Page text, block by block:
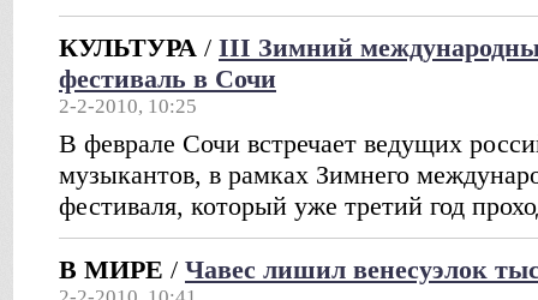
КУЛЬТУРА / III Зимний
фестиваль в Сочи
2-2-2010, 10:25
В феврале Сочи встречает ведущих
музыкантов, в рамках Зимнего
фестиваля, который уже третий год
В МИРЕ / Чавес лишил венесуэлок